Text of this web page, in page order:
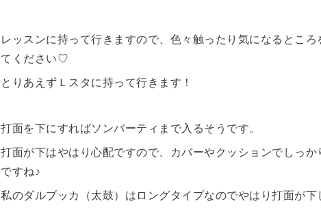
レッスンに持って行きますので、色々触ったり気になるところ
てください♡
とりあえずＬスタに持って行きます！
打面を下にすればソンバーティまで入るそうです。
打面が下はやはり心配ですので、カバーやクッションでしっか
ですね♪
私のダルブッカ（太鼓）はロングタイプなのでやはり打面が下